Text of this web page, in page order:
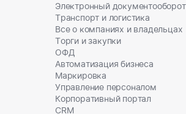
Электронный документооборот
Транспорт и логистика
Все о компаниях и владельцах
Торги и закупки
ОФД
Автоматизация бизнеса
Маркировка
Управление персоналом
Корпоративный портал
CRM